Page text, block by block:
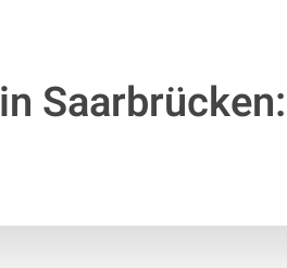
in Saarbrücken: